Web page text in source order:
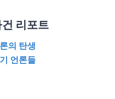
리포트
의 탄생
언론들